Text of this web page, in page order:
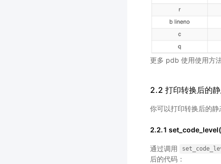
更多 pdb 使用使用方
2.2 打印转换后的
你可以打印转换后的
2.2.1
通过调用
后的代码：